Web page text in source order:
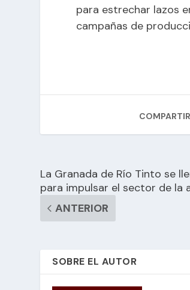
para estrechar lazos
campañas de
La Granada de Río Tinto se
para impulsar el sector de la
ANTERIOR
SOBRE EL AUTOR